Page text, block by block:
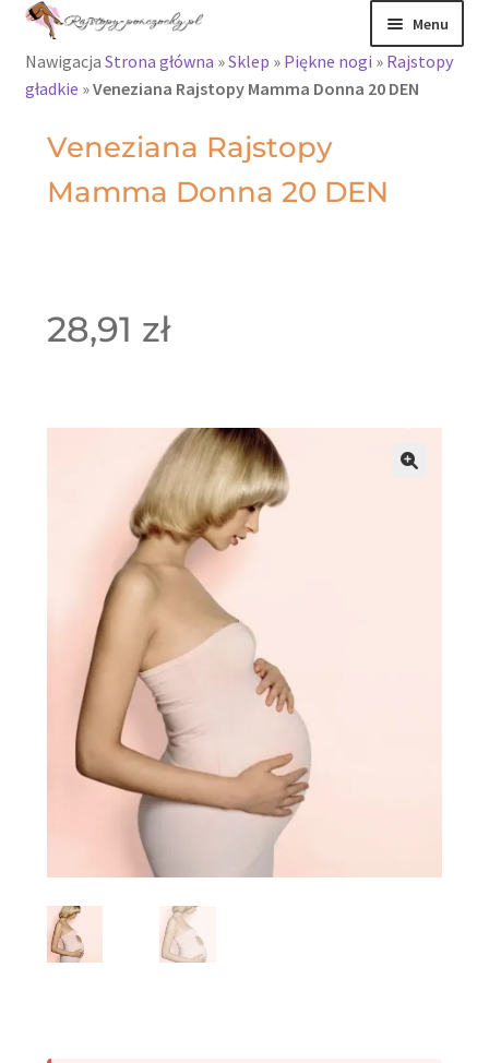
Menu
Rajstopy
Rajstopy Orirose
Pończochy i
Nawigacja Strona główna »Sklep » Piękne nogi » Rajstopy
gładkie »Veneziana Rajstopy Mamma Donna 20 DEN
Veneziana Rajstopy
Mamma Donna 20 DEN
28,91 zł